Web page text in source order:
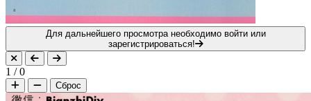
Для дальнейшего просмотра необходимо войти или
зарегистрироваться!
1 /0
Сброс